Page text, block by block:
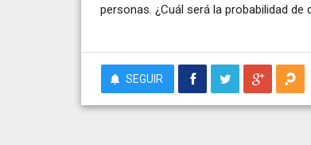
personas. ¿Cuál será la probabilidad
SEGUIR